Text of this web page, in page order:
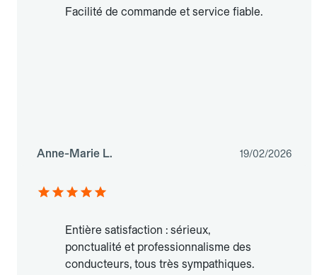
Facilité de commande et service fiable.
Anne-Marie L. 19/02/2026
Entière satisfaction : sérieux,
ponctualité et professionnalisme des
conducteurs, tous très sympathiques.